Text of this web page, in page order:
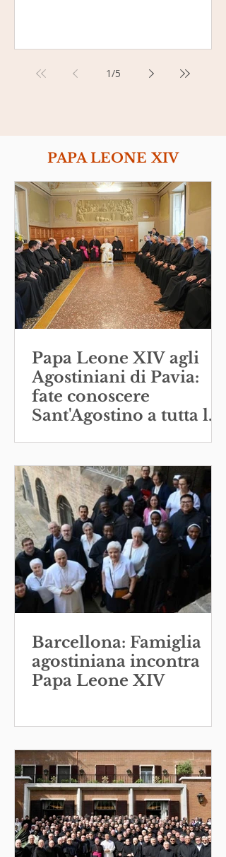
1/5
PAPA LEONE XIV
Papa Leone XIV agli
Agostiniani di Pavia:
fate conoscere
Sant'Agostino a tutta la
Barcellona: Famiglia
agostiniana incontra
Papa Leone XIV